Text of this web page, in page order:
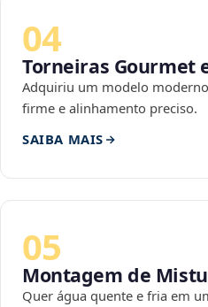
04
Torneiras Gourmet
Adquiriu um modelo
firme e alinhamento preciso.
SAIBA MAIS
05
Montagem de
Quer água quente e fria em